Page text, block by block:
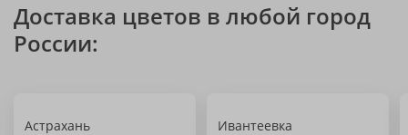
Доставка цветов в любой город
России:
Астрахань Ивантеевка